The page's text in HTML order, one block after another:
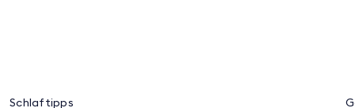
Schlaftipps